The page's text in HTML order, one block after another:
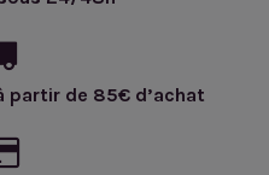
partir de 85€ d’achat